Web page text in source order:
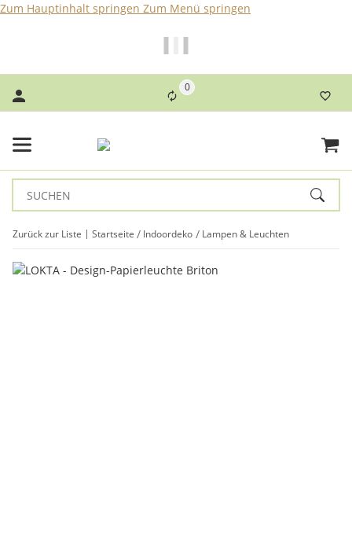
Zum Hauptinhalt springen Zum Menü springen
0
Zurück zur Liste Startseite Indoordeko Lampen & Leuchten